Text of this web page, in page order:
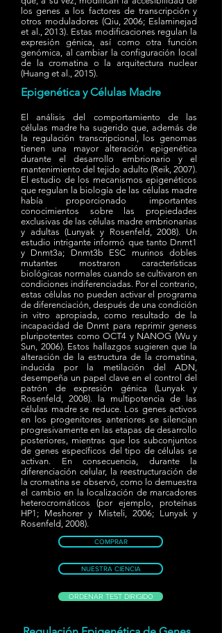
los genes a los factores de transcripción y
otros moduladores (Qiu, 2006; Eslaminejad
et al., 2013). Estas modificaciones regulan la
expresión génica, así como otra función
genómica, al cambiar la configuración local
de la cromatina o la arquitectura nuclear
(Huang et al., 2015).
Epigenética y Células Madre
El análisis del comportamiento de las
células madre ha sugerido que, además de
la regulación transcripcional, los genomas
tienen una mayor alteración epigenética
durante el desarrollo embrionario y el
mantenimiento del tejido adulto (Reik, 2007).
El estudio de los mecanismos epigenéticos
que regulan la biología de las células madre
había proporcionado importantes
conocimientos sobre las propiedades
exclusivas de las células madre embrionarias
y adultas (Lunyak y Rosenfeld, 2008). Un
estudio intrigante informó que tanto Dnmt1
y Dnmt3a; Dnmt3b ESC murinos dobles
mutantes mostraron características
biológicas normales cuando se cultivaron en
condiciones indiferenciadas. Por el contrario,
estas células no pueden activar el programa
de diferenciación, después de una condición
in vitro apropiada, como resultado de la
incapacidad de Dnmt para reprimir geness
pluripotentes como OCT4 y NANOG (Wu y
Sun, 2006). Estos hallazgos sugieren que la
alteración de la estructura de la cromatina,
inducida por la metilación del ADN,
desempeña un papel clave en el control del
patrón de expresión génica (Lunyak y
Rosenfeld, 2008). la multipotencia de las
células madre se reduce. Los genes activos
en los progenitores anteriores se silencian
progresivamente en las etapas de desarrollo
posteriores, mientras que los subconjuntos
de genes específicos del tipo de células se
activan. En consecuencia, durante la
diferenciación celular, la reestructuración de
la cromatina se observó, como lo demuestra
el cambio en la localización de marcadores
heterocromáticos (por ejemplo, proteínas
HP1; Meshorer y Misteli, 2006; Lunyak y
Rosenfeld, 2008).
COMPRAR
NUESTRA CIENCIA
ORDENAR TEST DIRIGIDO